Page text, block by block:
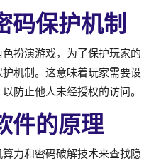
码保护机制
扮演游戏，为了保护玩家的
机制。这意味着玩家需要设
防止他人未经授权的访问。
件的原理
力和密码破解技术来查找隐